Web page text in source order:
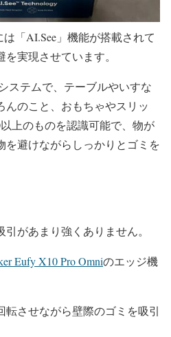
は「AI.See」機能が搭載されて
実現させています。
ステムで、テーブルやいすな
んのこと、おもちゃやスリッ
上のものを認識可能で、物が
を避けながらしっかりとゴミを
があまり強くありません。
Eufy X10 Pro Omniのエッジ機
転させながら壁際のゴミを吸引